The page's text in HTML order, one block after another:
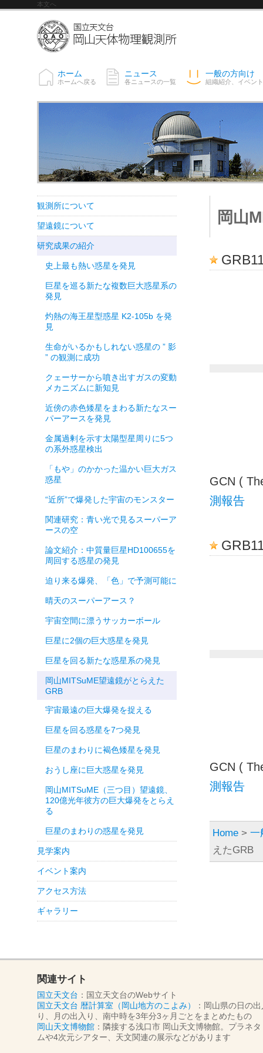
本文へ
ホーム
ホームへ戻る
ニュース
各ニュースの一覧
一般の方向け
組織紹介、イベン
岡山
GCN (
測報告
GCN (
測報告
Home > 一
えたGRB
観測所について
望遠鏡について
研究成果の紹介
史上最も熱い惑星を発見
巨星を巡る新たな複数巨大惑星系の
発見
灼熱の海王星型惑星 K2-105b を発
見
生命がいるかもしれない惑星の ” 影
” の観測に成功
クェーサーから噴き出すガスの変動
メカニズムに新知見
近傍の赤色矮星をまわる新たなスー
パーアースを発見
金属過剰を示す太陽型星周りに5つ
の系外惑星検出
「もや」のかかった温かい巨大ガス
惑星
“近所”で爆発した宇宙のモンスター
関連研究：青い光で見るスーパーア
ースの空
論文紹介：中質量巨星HD100655を
周回する惑星の発見
迫り来る爆発、「色」で予測可能に
晴天のスーパーアース？
宇宙空間に漂うサッカーボール
巨星に2個の巨大惑星を発見
巨星を回る新たな惑星系の発見
岡山MITSuME望遠鏡がとらえた
GRB
宇宙最遠の巨大爆発を捉える
巨星を回る惑星を7つ発見
巨星のまわりに褐色矮星を発見
おうし座に巨大惑星を発見
岡山MITSuME（三つ目）望遠鏡、
120億光年彼方の巨大爆発をとらえ
る
巨星のまわりの惑星を発見
見学案内
イベント案内
アクセス方法
ギャラリー
関連サイト
国立天文台 ：国立天文台のWebサイト
国立天文台 暦計算室（岡山地方のこよみ）
：岡山県の日の
り、月の出入り、南中時を3年分3ヶ月ごとをまとめたもの
岡山天文博物館 ：隣接する浅口市 岡山天文博物館。プラネタ
ムや4次元シアター、天文関連の展示などがあります